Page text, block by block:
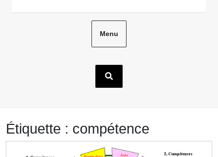
Menu
Étiquette : compétence